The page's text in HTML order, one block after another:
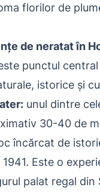
florilor de
de neratat în
punctul
istorice și
unul dintre
30-40 de
încărcat de
Este o
palat regal